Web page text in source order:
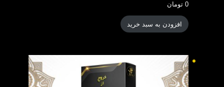
0 تومان
افزودن به سبد خرید